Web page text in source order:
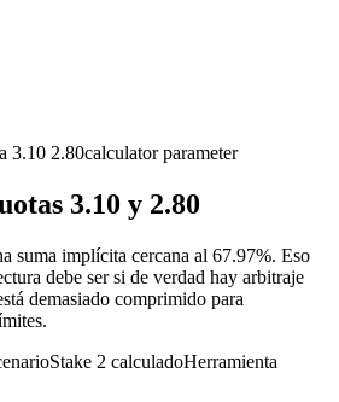
3.10 2.80calculator parameter
3.10 y 2.80
suma implícita cercana al 67.97%. Eso
debe ser si de verdad hay arbitraje
demasiado comprimido para
Stake 2 calculadoHerramienta